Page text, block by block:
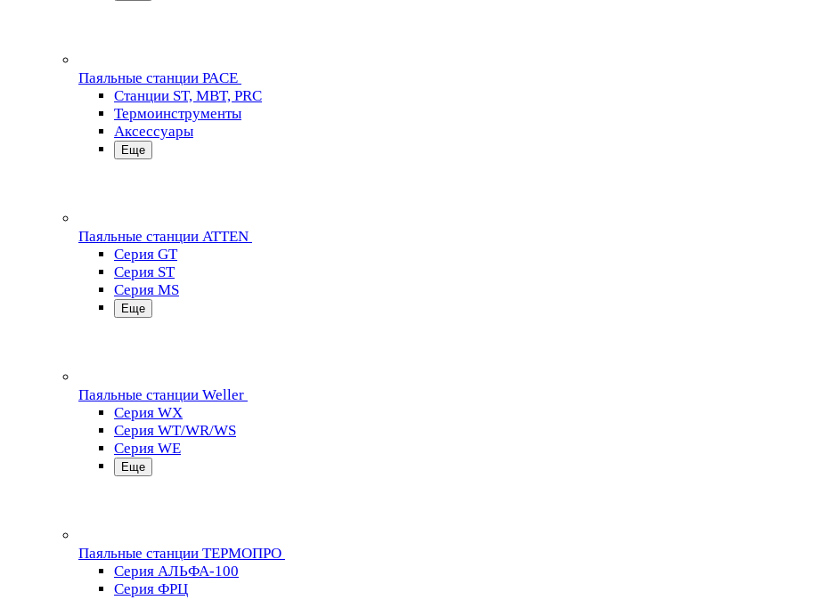
Паяльные станции PACE
Станции ST, MBT, PRC
Термоинструменты
Аксессуары
Еще
Паяльные станции ATTEN
Серия GT
Серия ST
Серия MS
Еще
Паяльные станции Weller
Серия WX
Серия WT/WR/WS
Серия WE
Еще
Паяльные станции ТЕРМОПРО
Серия АЛЬФА-100
Серия ФРЦ